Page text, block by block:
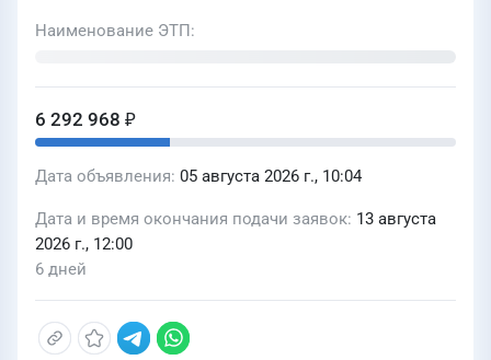
подключении от 18.09.2023 00/312-
Наименование ЭТП
6 292 968 ₽
Дата объявления 05 августа 2026 г., 10:04
Дата и время окончания подачи заявок 13 августа
2026 г., 12:00
6 дней